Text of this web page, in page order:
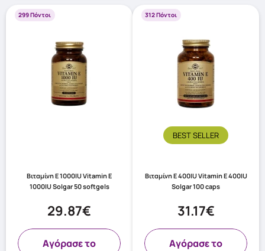
299 Πόντοι
Βιταμίνη E 1000IU Vitamin E
1000IU Solgar 50 softgels
29.87€
Aγόρασε το
312 Πόντοι
BEST SELLER
Βιταμίνη Ε 400IU Vitamin E 400IU
Solgar 100 caps
31.17€
Aγόρασε το